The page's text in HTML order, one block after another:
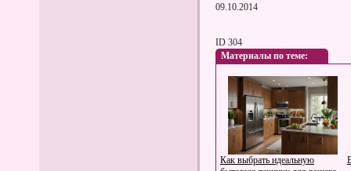
09.10.2014
ID 304
Материалы по теме:
Как выбрать идеальную